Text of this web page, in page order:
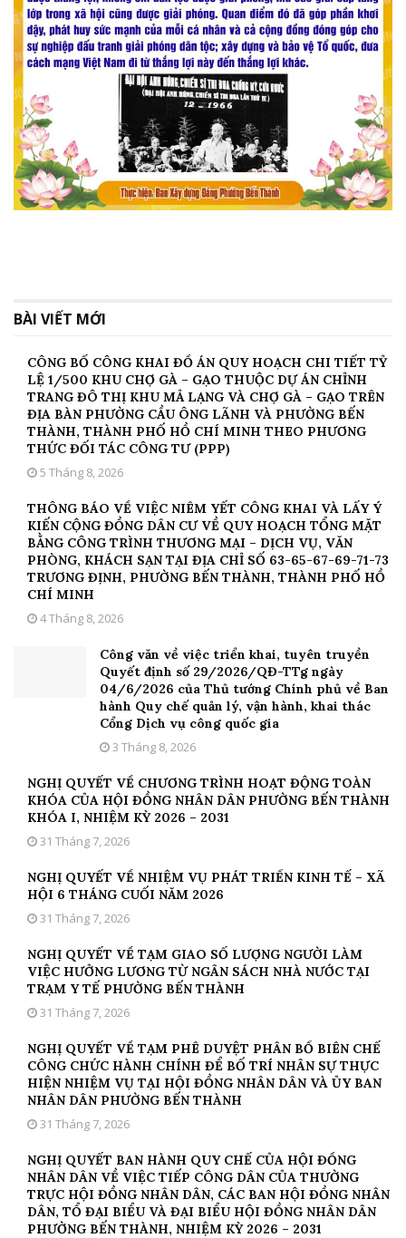
BÀI VIẾT MỚI
CÔNG BỐ CÔNG KHAI ĐỒ ÁN QUY HOẠCH CHI TIẾT TỶ
LỆ 1/500 KHU CHỢ GÀ – GẠO THUỘC DỰ ÁN CHỈNH
TRANG ĐÔ THỊ KHU MẢ LẠNG VÀ CHỢ GÀ – GẠO TRÊN
ĐỊA BÀN PHƯỜNG CẦU ÔNG LÃNH VÀ PHƯỜNG BẾN
THÀNH, THÀNH PHỐ HỒ CHÍ MINH THEO PHƯƠNG
THỨC ĐỐI TÁC CÔNG TƯ (PPP)
5 Tháng 8, 2026
THÔNG BÁO VỀ VIỆC NIÊM YẾT CÔNG KHAI VÀ LẤY Ý
KIẾN CỘNG ĐỒNG DÂN CƯ VỀ QUY HOẠCH TỔNG MẶT
BẰNG CÔNG TRÌNH THƯƠNG MẠI – DỊCH VỤ, VĂN
PHÒNG, KHÁCH SẠN TẠI ĐỊA CHỈ SỐ 63-65-67-69-71-73
TRƯƠNG ĐỊNH, PHƯỜNG BẾN THÀNH, THÀNH PHỐ HỒ
CHÍ MINH
4 Tháng 8, 2026
Công văn về việc triển khai, tuyên truyền
Quyết định số 29/2026/QĐ-TTg ngày
04/6/2026 của Thủ tướng Chính phủ về Ban
hành Quy chế quản lý, vận hành, khai thác
Cổng Dịch vụ công quốc gia
3 Tháng 8, 2026
NGHỊ QUYẾT VỀ CHƯƠNG TRÌNH HOẠT ĐỘNG TOÀN
KHÓA CỦA HỘI ĐỒNG NHÂN DÂN PHƯỜNG BẾN THÀNH
KHÓA I, NHIỆM KỲ 2026 – 2031
31 Tháng 7, 2026
NGHỊ QUYẾT VỀ NHIỆM VỤ PHÁT TRIỂN KINH TẾ – XÃ
HỘI 6 THÁNG CUỐI NĂM 2026
31 Tháng 7, 2026
NGHỊ QUYẾT VỀ TẠM GIAO SỐ LƯỢNG NGƯỜI LÀM
VIỆC HƯỞNG LƯƠNG TỪ NGÂN SÁCH NHÀ NƯỚC TẠI
TRẠM Y TẾ PHƯỜNG BẾN THÀNH
31 Tháng 7, 2026
NGHỊ QUYẾT VỀ TẠM PHÊ DUYỆT PHÂN BỔ BIÊN CHẾ
CÔNG CHỨC HÀNH CHÍNH ĐỂ BỐ TRÍ NHÂN SỰ THỰC
HIỆN NHIỆM VỤ TẠI HỘI ĐỒNG NHÂN DÂN VÀ ỦY BAN
NHÂN DÂN PHƯỜNG BẾN THÀNH
31 Tháng 7, 2026
NGHỊ QUYẾT BAN HÀNH QUY CHẾ CỦA HỘI ĐỒNG
NHÂN DÂN VỀ VIỆC TIẾP CÔNG DÂN CỦA THƯỜNG
TRỰC HỘI ĐỒNG NHÂN DÂN, CÁC BAN HỘI ĐỒNG NHÂN
DÂN, TỔ ĐẠI BIỂU VÀ ĐẠI BIỂU HỘI ĐỒNG NHÂN DÂN
PHƯỜNG BẾN THÀNH, NHIỆM KỲ 2026 – 2031